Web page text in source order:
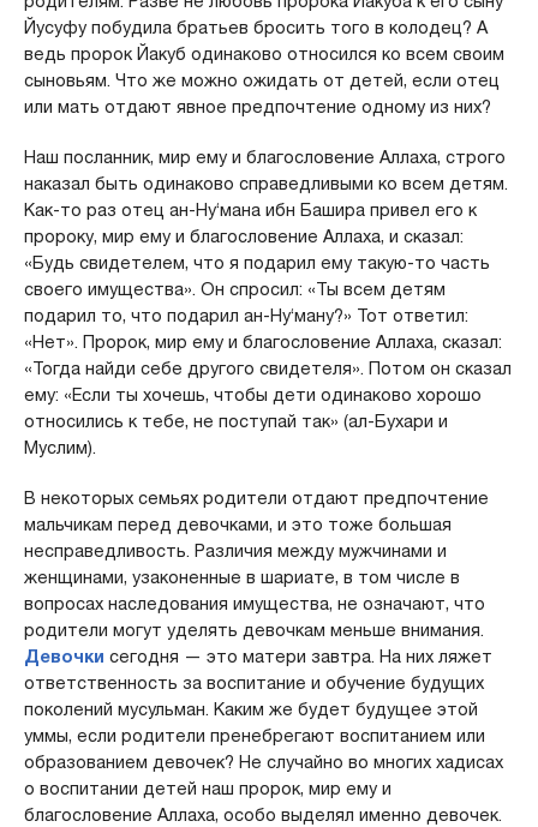
Йусуфу побудила братьев бросить того в колодец? А
ведь пророк Йакуб одинаково относился ко всем своим
сыновьям. Что же можно ожидать от детей, если отец
или мать отдают явное предпочтение одному из них?
Наш посланник, мир ему и благословение Аллаха, строго
наказал быть одинаково справедливыми ко всем детям.
Как-то раз отец ан-Ну‘мана ибн Башира привел его к
пророку, мир ему и благословение Аллаха, и сказал:
«Будь свидетелем, что я подарил ему такую-то часть
своего имущества». Он спросил: «Ты всем детям
подарил то, что подарил ан-Ну‘ману?» Тот ответил:
«Нет». Пророк, мир ему и благословение Аллаха, сказал:
«Тогда найди себе другого свидетеля». Потом он сказал
ему: «Если ты хочешь, чтобы дети одинаково хорошо
относились к тебе, не поступай так» (ал-Бухари и
Муслим).
В некоторых семьях родители отдают предпочтение
мальчикам перед девочками, и это тоже большая
несправедливость. Различия между мужчинами и
женщинами, узаконенные в шариате, в том числе в
вопросах наследования имущества, не означают, что
родители могут уделять девочкам меньше внимания.
Девочки сегодня — это матери завтра. На них ляжет
ответственность за воспитание и обучение будущих
поколений мусульман. Каким же будет будущее этой
уммы, если родители пренебрегают воспитанием или
образованием девочек? Не случайно во многих хадисах
о воспитании детей наш пророк, мир ему и
благословение Аллаха, особо выделял именно девочек.